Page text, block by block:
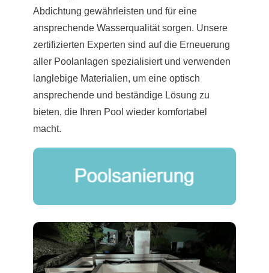
Abdichtung gewährleisten und für eine
ansprechende Wasserqualität sorgen. Unsere
zertifizierten Experten sind auf die Erneuerung
aller Poolanlagen spezialisiert und verwenden
langlebige Materialien, um eine optisch
ansprechende und beständige Lösung zu
bieten, die Ihren Pool wieder komfortabel
macht.